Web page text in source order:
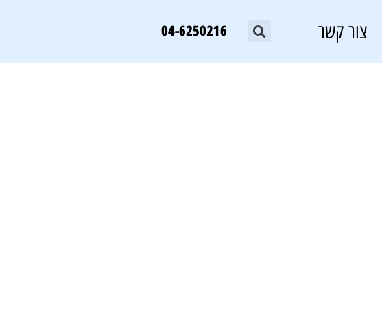
צור קשר 04-6250216